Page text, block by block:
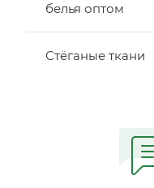
белья оптом
Стёганые ткани